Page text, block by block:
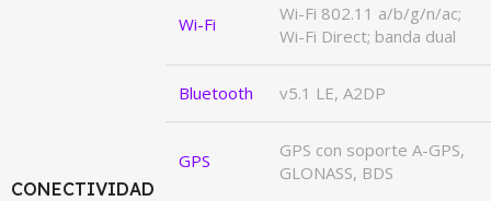
CONECTIVIDAD
Wi-Fi
Wi-Fi 802.11 a/b/g/n/ac;
Wi-Fi Direct; banda dual
Bluetooth v5.1 LE, A2DP
GPS
GPS con soporte A-GPS,
GLONASS, BDS